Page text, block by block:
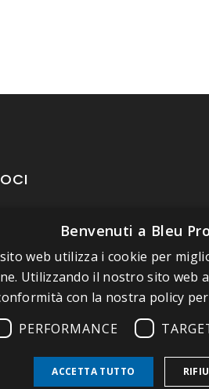
di Bleu Provence
legali
di vendita
nostro Showroom
Benvenuti a Bleu
web utilizza i cookie per
Utilizzando il nostro sito web
con la nostra policy
PERFORMANCE
ACCETTA TUTTO